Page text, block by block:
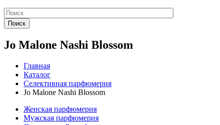
Поиск
Jo Malone Nashi Blossom
Главная
Каталог
Селективная парфюмерия
Jo Malone Nashi Blossom
Женская парфюмерия
Мужская парфюмерия